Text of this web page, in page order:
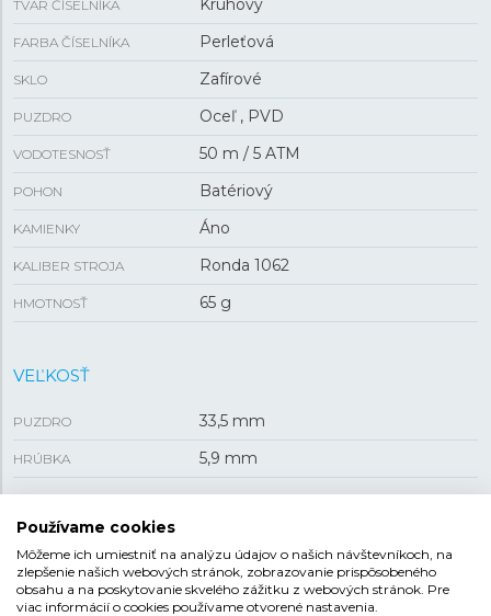
TVAR ČÍSELNÍKA Kruhový
FARBA ČÍSELNÍKA Perleťová
SKLO Zafírové
PUZDRO Oceľ , PVD
VODOTESNOSŤ 50 m / 5 ATM
POHON Batériový
KAMIENKY Áno
KALIBER STROJA Ronda 1062
HMOTNOSŤ 65 g
VEĽKOSŤ
PUZDRO 33,5 mm
HRÚBKA 5,9 mm
REMIENOK
MATERIÁL REMIENKA Oceľ s povrchovou úpravou
Používame cookies
Môžeme ich umiestniť na analýzu údajov o našich návštevníkoch, na
zlepšenie našich webových stránok, zobrazovanie prispôsobeného
obsahu a na poskytovanie skvelého zážitku z webových stránok. Pre
viac informácií o cookies používame otvorené nastavenia.